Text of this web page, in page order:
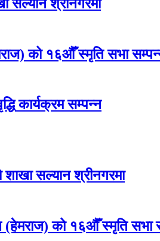
सल्यान श्रीनगरमा
को १६औँ स्मृति सभा
कार्यक्रम सम्पन्न
सल्यान श्रीनगरमा
(हेमराज) को १६औँ स्मृति सभा